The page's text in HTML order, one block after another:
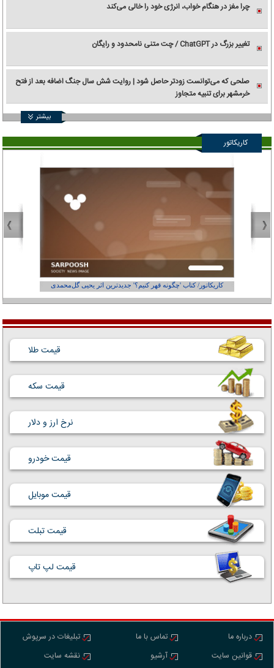
چرا مغز در هنگام خواب، انرژی خود را خالی می‌کند
تغییر بزرگ در ChatGPT / چت متنی نامحدود و رایگان
صلحی که می‌توانست زودتر حاصل شود | روایت شش سال جنگ اضافه بعد از فتح
خرمشهر برای تنبیه متجاوز
بیشتر
کاریکاتور
کاریکاتور/ کتاب 'چگونه قهر کنیم؟' جدیدترین اثر یحیی گل‌محمدی
قیمت طلا
قیمت سکه
نرخ ارز و دلار
قیمت خودرو
قیمت موبایل
قیمت تبلت
قیمت لپ تاپ
درباره ما
قوانین سایت
تماس با ما
آرشیو
تبلیغات در سرپوش
نقشه سایت